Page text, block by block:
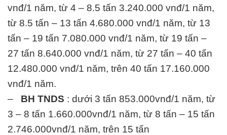
vnđ/1 năm, từ 4 – 8.5 tấn 3.240.000 vnđ/1 năm,
từ 8.5 tấn – 13 tấn 4.680.000 vnđ/1 năm, từ 13
tấn – 19 tấn 7.080.000 vnđ/1 năm, từ 19 tấn –
27 tấn 8.640.000 vnđ/1 năm, từ 27 tấn – 40 tấn
12.480.000 vnđ/1 năm, trên 40 tấn 17.160.000
vnđ/1 năm.
– BH TNDS : dưới 3 tấn 853.000vnđ/1 năm, từ
3 – 8 tấn 1.660.000vnđ/1 năm, từ 8 tấn – 15 tấn
2.746.000vnđ/1 năm, trên 15 tấn